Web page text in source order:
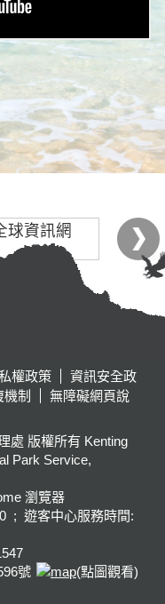
權政策
資訊安全政
機制
無障礙網頁說
處 版權所有 Kenting
Park Service,
瀏覽器
; 遊客中心服務時間:
號
(點圖觀看)